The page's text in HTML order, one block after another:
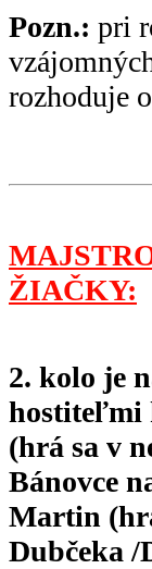
Pozn.: pri
rozhoduje
ŽIAČKY:
2. kolo je
hostiteľmi
(hrá sa v
Bánovce
Martin
Dubčeka /